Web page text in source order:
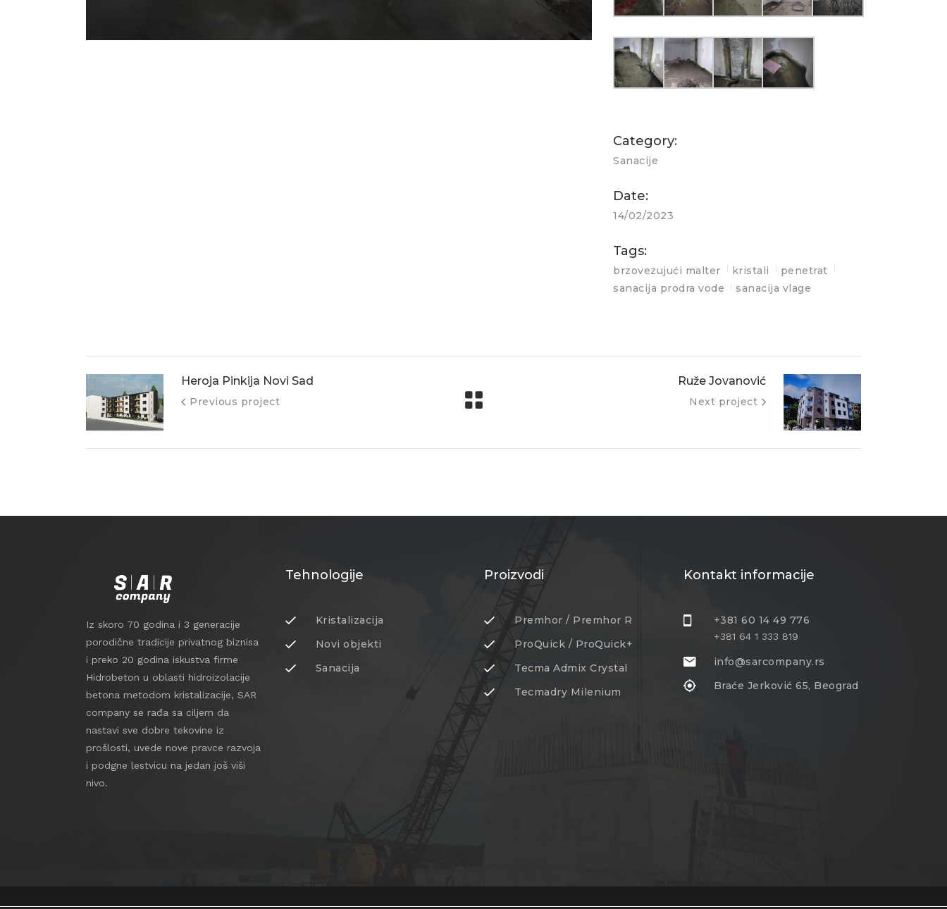
Category:
Sanacije
Date:
14/02/2023
Tags:
brzovezujući malter kristali
penetrat
sanacija prodra vode
sanacija vlage
Heroja Pinkija Novi Sad
Previous project
Ruže Jovanović
Next project
Iz skoro 70 godina i 3 generacije
porodične tradicije privatnog biznisa
i preko 20 godina iskustva firme
Hidrobeton u oblasti hidroizolacije
betona metodom kristalizacije, SAR
company se rađa sa ciljem da
nastavi sve dobre tekovine iz
prošlosti, uvede nove pravce razvoja
i podgne lestvicu na jedan još viši
nivo.
Tehnologije
Kristalizacija
Novi objekti
Sanacija
Proizvodi
Premhor / Premhor R
ProQuick / ProQuick+
Tecma Admix Crystal
Tecmadry Milenium
Kontakt informacije
+381 60 14 49 776
+381 64 1 333 819
info@sarcompany.rs
Braće Jerković 65, Beograd